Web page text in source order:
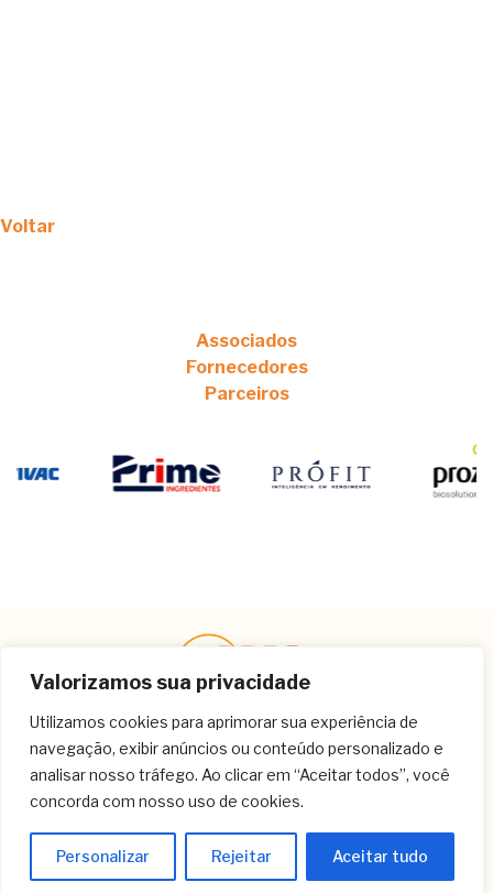
Valorizamos sua privacidade
Utilizamos cookies para aprimorar sua experiência de
navegação, exibir anúncios ou conteúdo personalizado e
analisar nosso tráfego. Ao clicar em “Aceitar todos”, você
concorda com nosso uso de cookies.
Personalizar Rejeitar Aceitar tudo
Voltar
Associados
Fornecedores
Parceiros
Contato
(11) 3259-8266